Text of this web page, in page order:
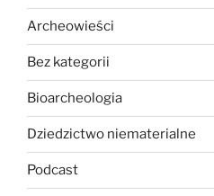
Archeowieści
Bez kategorii
Bioarcheologia
Dziedzictwo niematerialne
Podcast